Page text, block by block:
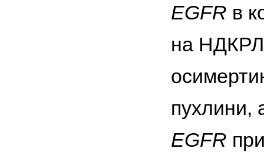
EGFR в
на
пухлини,
EGFR